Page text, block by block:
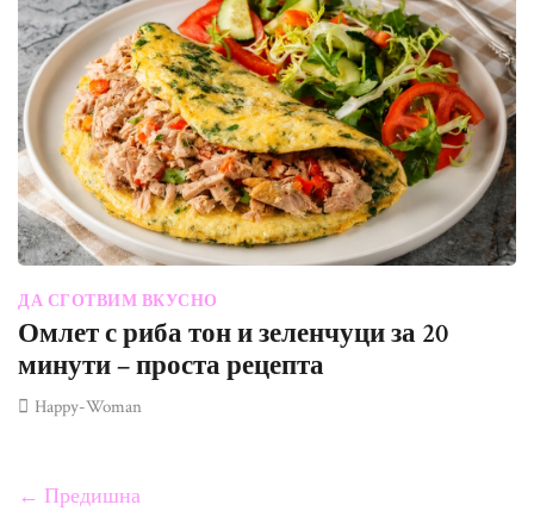
ДА СГОТВИМ ВКУСНО
Омлет с риба тон и зеленчуци за 20
минути – проста рецепта
Happy-Woman
← Предишна